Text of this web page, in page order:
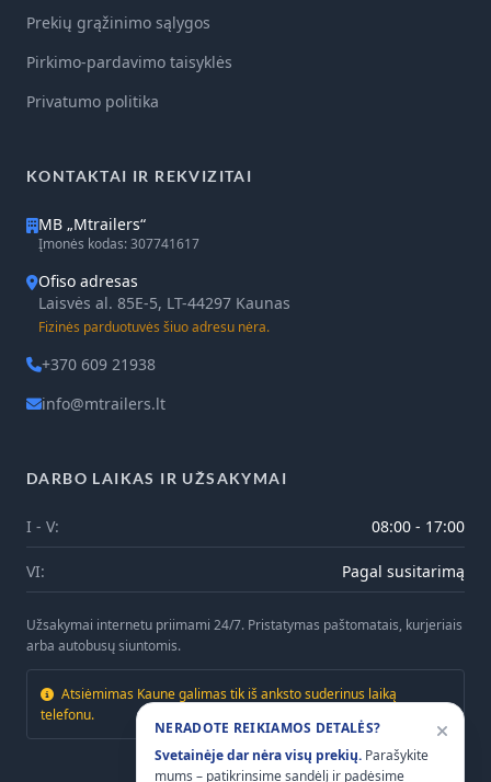
Prekių grąžinimo sąlygos
Pirkimo-pardavimo taisyklės
Privatumo politika
KONTAKTAI IR REKVIZITAI
MB „Mtrailers“
Įmonės kodas: 307741617
Ofiso adresas
Laisvės al. 85E-5, LT-44297 Kaunas
Fizinės parduotuvės šiuo adresu nėra.
+370 609 21938
info@mtrailers.lt
DARBO LAIKAS IR UŽSAKYMAI
I - V: 08:00 - 17:00
VI: Pagal susitarimą
Užsakymai internetu priimami 24/7. Pristatymas paštomatais, kurjeriais
arba autobusų siuntomis.
Atsiėmimas Kaune galimas tik iš anksto suderinus laiką
telefonu.
NERADOTE REIKIAMOS DETALĖS?
Svetainėje dar nėra visų prekių. Parašykite
mums – patikrinsime sandėlį ir padėsime